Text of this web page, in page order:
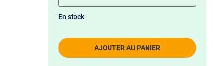
AJOUTER AU PANIER
En stock